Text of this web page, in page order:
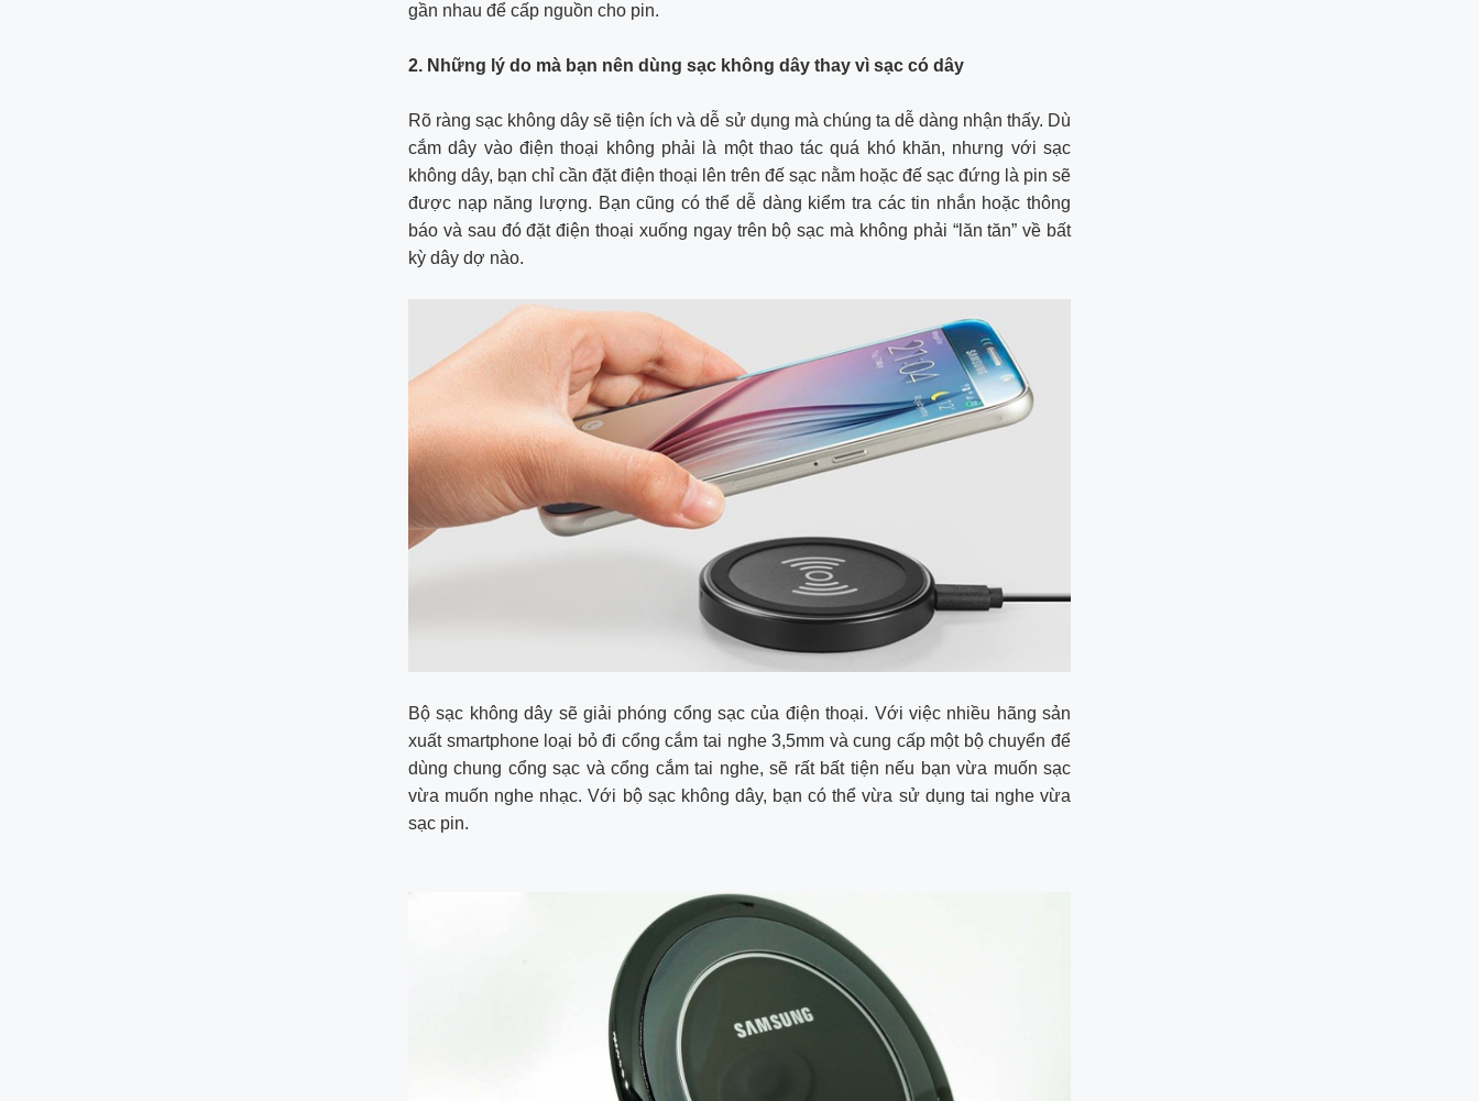
gần nhau để cấp nguồn cho pin.
2. Những lý do mà bạn nên dùng sạc không dây thay vì sạc có dây
Rõ ràng sạc không dây sẽ tiện ích và dễ sử dụng mà chúng ta dễ dàng nhận thấy. Dù
cắm dây vào điện thoại không phải là một thao tác quá khó khăn, nhưng với sạc
không dây, bạn chỉ cần đặt điện thoại lên trên đế sạc nằm hoặc đế sạc đứng là pin sẽ
được nạp năng lượng. Bạn cũng có thể dễ dàng kiểm tra các tin nhắn hoặc thông
báo và sau đó đặt điện thoại xuống ngay trên bộ sạc mà không phải “lăn tăn” về bất
kỳ dây dợ nào.
Bộ sạc không dây sẽ giải phóng cổng sạc của điện thoại. Với việc nhiều hãng sản
xuất smartphone loại bỏ đi cổng cắm tai nghe 3,5mm và cung cấp một bộ chuyển để
dùng chung cổng sạc và cổng cắm tai nghe, sẽ rất bất tiện nếu bạn vừa muốn sạc
vừa muốn nghe nhạc. Với bộ sạc không dây, bạn có thể vừa sử dụng tai nghe vừa
sạc pin.